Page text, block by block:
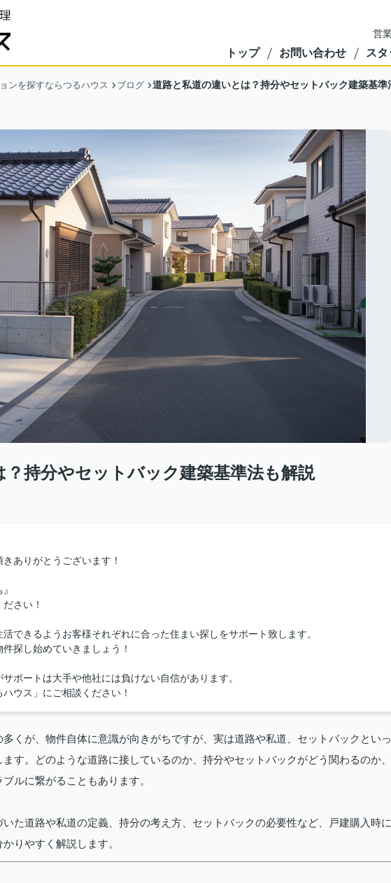
営
トップ お問い合わせ ス
ンを探すならつるハウス ブログ 道路と私道の違いとは？持分やセットバック建築基準
持分やセットバック建築基準法も解説
ありがとうございます！
さい！
できるようお客様それぞれに合った住まい探しをサポート致します。
探し始めていきましょう！
ポートは大手や他社には負けない自信があります。
ウス」にご相談ください！
くが、物件自体に意識が向きがちですが、実は道路や私道、セットバックといっ
す。どのような道路に接しているのか、持分やセットバックがどう関わるのか、
ルに繋がることもあります。
た道路や私道の定義、持分の考え方、セットバックの必要性など、戸建購入時に
りやすく解説します。